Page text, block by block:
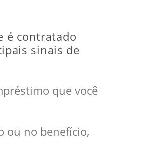
é contratado
sinais de
que você
ou no benefício,